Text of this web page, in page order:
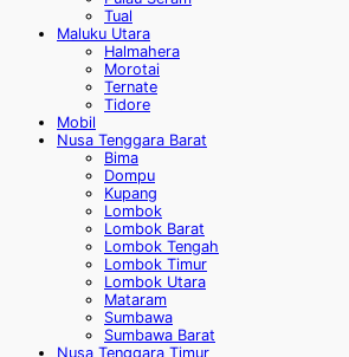
Tual
Maluku Utara
Halmahera
Morotai
Ternate
Tidore
Mobil
Nusa Tenggara Barat
Bima
Dompu
Kupang
Lombok
Lombok Barat
Lombok Tengah
Lombok Timur
Lombok Utara
Mataram
Sumbawa
Sumbawa Barat
Nusa Tenggara Timur